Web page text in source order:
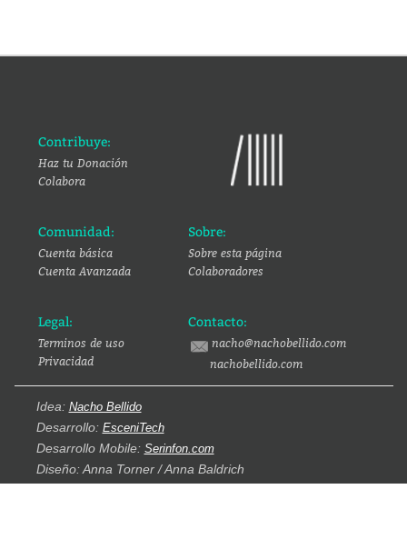
Contribuye:
Haz tu Donación
Colabora
Comunidad:
Cuenta básica
Cuenta Avanzada
Sobre:
Sobre esta página
Colaboradores
Legal:
Terminos de uso
Privacidad
Contacto:
nacho@nachobellido.com
nachobellido.com
Idea: Nacho Bellido
Desarrollo: EsceniTech
Desarrollo Mobile: Serinfon.com
Diseño: Anna Torner / Anna Baldrich